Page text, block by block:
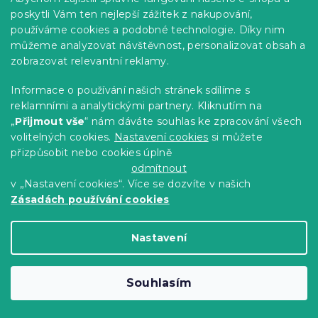
poskytli Vám ten nejlepší zážitek z nakupování,
používáme cookies a podobné technologie. Díky nim
můžeme analyzovat návštěvnost, personalizovat obsah a
zobrazovat relevantní reklamy.
Informace o používání našich stránek sdílíme s
reklamními a analytickými partnery. Kliknutím na
„Přijmout vše“ nám dáváte souhlas ke zpracování všech
volitelných cookies. Nastavení cookies si můžete
přizpůsobit nebo cookies úplně
odmítnout
v „Nastavení cookies“. Více se dozvíte v našich
Zásadách používání cookies
Nastavení
Souhlasím
od539 Kč
-15 % s kódem:
MINUS15
Mikroplyšové povlečení HVĚZDY béžové
649 Kč Detail